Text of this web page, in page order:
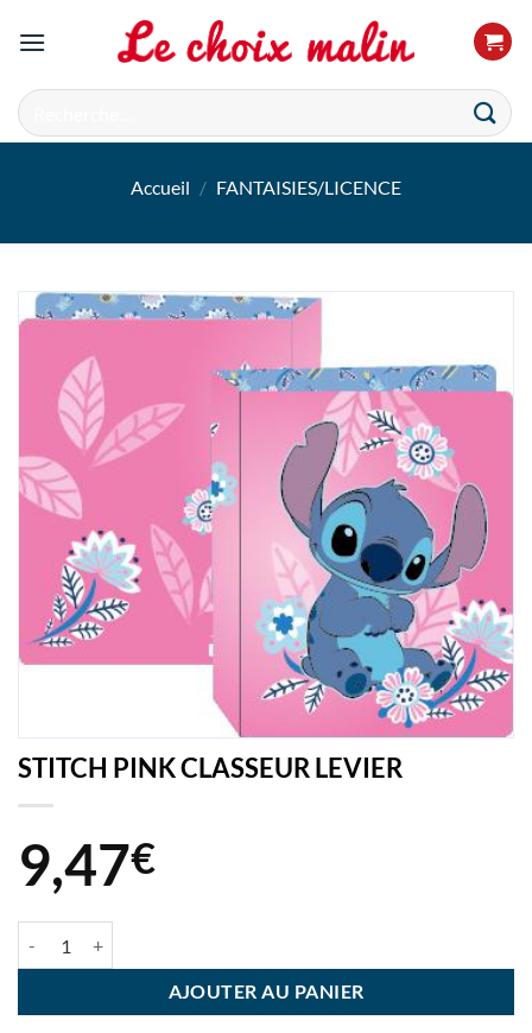
Recherche
pour :
Accueil / FANTAISIES/LICENCE
STITCH PINK CLASSEUR LEVIER
9,47€
AJOUTER AU PANIER